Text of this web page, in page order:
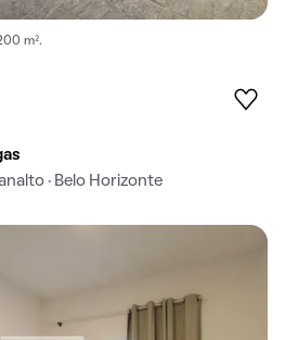
m².
· Belo Horizonte